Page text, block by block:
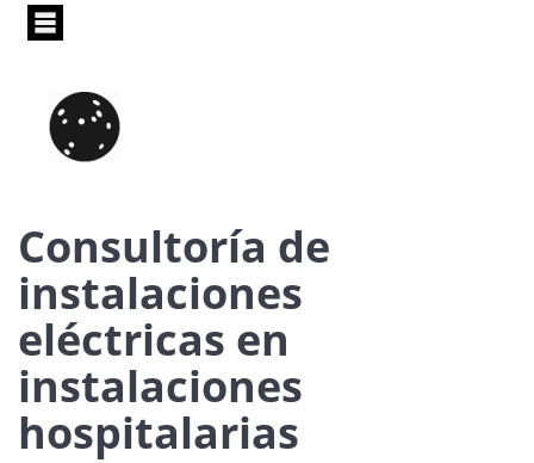
Pasar
principal
Consultoría de
instalaciones
eléctricas en
instalaciones
hospitalarias